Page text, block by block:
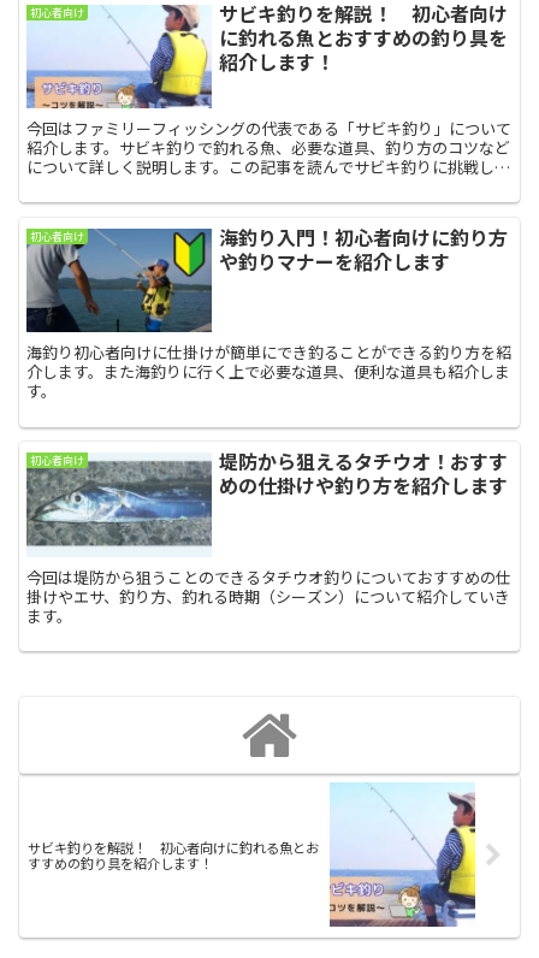
初心者向け
サビキ釣りを解説！ 初心者向け
に釣れる魚とおすすめの釣り具を
紹介します！
今回はファミリーフィッシングの代表である「サビキ釣り」について
紹介します。サビキ釣りで釣れる魚、必要な道具、釣り方のコツなど
について詳しく説明します。この記事を読んでサビキ釣りに挑戦して
初心者向け
海釣り入門！初心者向けに釣り方
や釣りマナーを紹介します
海釣り初心者向けに仕掛けが簡単にでき釣ることができる釣り方を紹
介します。また海釣りに行く上で必要な道具、便利な道具も紹介しま
す。
初心者向け
堤防から狙えるタチウオ！おすす
めの仕掛けや釣り方を紹介します
今回は堤防から狙うことのできるタチウオ釣りについておすすめの仕
掛けやエサ、釣り方、釣れる時期（シーズン）について紹介していき
ます。
サビキ釣りを解説！ 初心者向けに釣れる魚とお
すすめの釣り具を紹介します！